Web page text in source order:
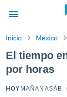
por
para
la
calidad.
Inicio México
El tiempo
por horas
HOY MAÑANASÁB.